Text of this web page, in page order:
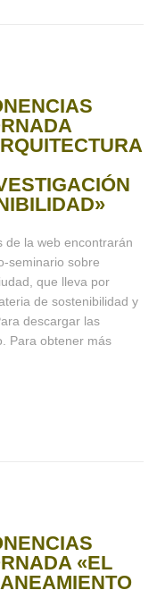
de la web encontrarán
seminario sobre
que lleva por
de sostenibilidad y
descargar las
Para obtener más
«EL